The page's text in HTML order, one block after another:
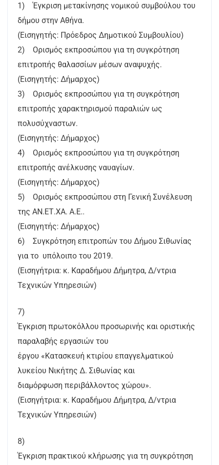
1) Έγκριση μετακίνησης νομικού συμβούλου του
δήμου στην Αθήνα.
(Εισηγητής: Πρόεδρος Δημοτικού Συμβουλίου)
2) Ορισμός εκπροσώπου για τη συγκρότηση
επιτροπής θαλασσίων μέσων αναψυχής.
(Εισηγητής: Δήμαρχος)
3) Ορισμός εκπροσώπου για τη συγκρότηση
επιτροπής χαρακτηρισμού παραλιών ως
πολυσύχναστων.
(Εισηγητής: Δήμαρχος)
4) Ορισμός εκπροσώπου για τη συγκρότηση
επιτροπής ανέλκυσης ναυαγίων.
(Εισηγητής: Δήμαρχος)
5) Ορισμός εκπροσώπου στη Γενική Συνέλευση
της ΑΝ.ΕΤ.ΧΑ. Α.Ε..
(Εισηγητής: Δήμαρχος)
6) Συγκρότηση επιτροπών του Δήμου Σιθωνίας
για το υπόλοιπο του 2019.
(Εισηγήτρια: κ. Καραδήμου Δήμητρα, Δ/ντρια
Τεχνικών Υπηρεσιών)
7)
Έγκριση πρωτοκόλλου προσωρινής και οριστικής
παραλαβής εργασιών του
έργου «Κατασκευή κτιρίου επαγγελματικού
λυκείου Νικήτης Δ. Σιθωνίας και
διαμόρφωση περιβάλλοντος χώρου».
(Εισηγήτρια: κ. Καραδήμου Δήμητρα, Δ/ντρια
Τεχνικών Υπηρεσιών)
8)
Έγκριση πρακτικού κλήρωσης για τη συγκρότηση